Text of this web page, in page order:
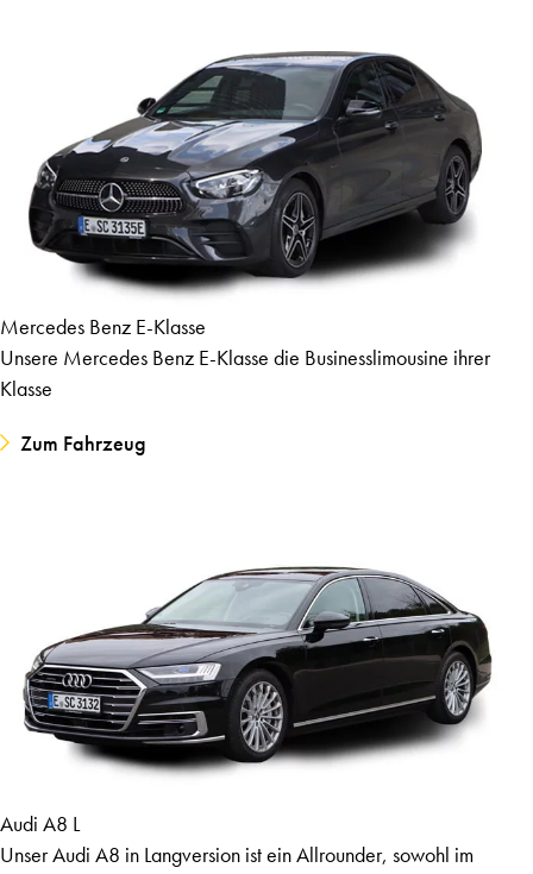
Mercedes Benz E-Klasse
Unsere Mercedes Benz E-Klasse die Businesslimousine ihrer
Klasse
Zum Fahrzeug
Audi A8 L
Unser Audi A8 in Langversion ist ein Allrounder, sowohl im